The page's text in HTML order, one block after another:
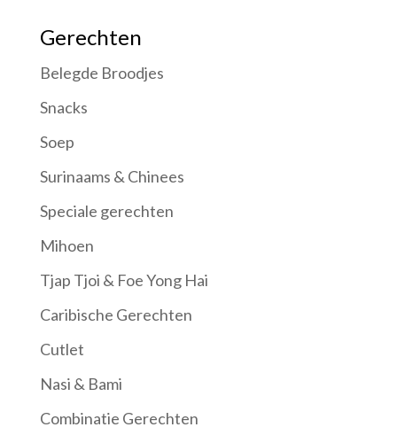
Gerechten
Belegde Broodjes
Snacks
Soep
Surinaams & Chinees
Speciale gerechten
Mihoen
Tjap Tjoi & Foe Yong Hai
Caribische Gerechten
Cutlet
Nasi & Bami
Combinatie Gerechten